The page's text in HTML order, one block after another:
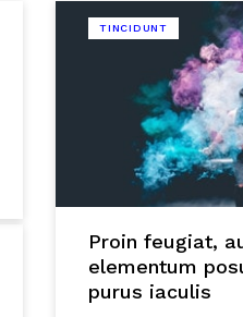
TINCIDUNT
Proin feugiat,
elementum
purus iaculis